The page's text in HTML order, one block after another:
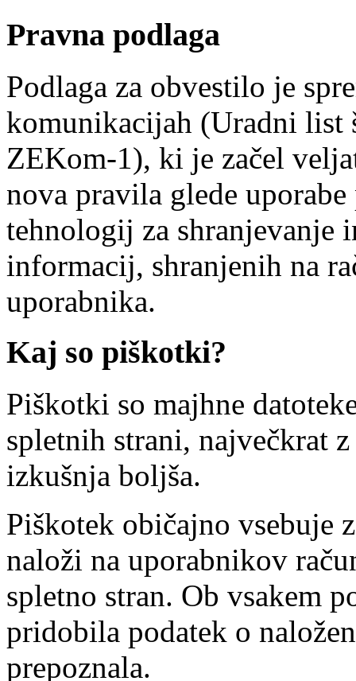
Pravna podlaga
Podlaga za obvestilo je
komunikacijah (Uradni list
ZEKom-1), ki je začel
nova pravila glede
tehnologij za shranjevanje
informacij, shranjenih na
uporabnika.
Kaj so piškotki?
Piškotki so majhne
spletnih strani, največkrat
izkušnja boljša.
Piškotek običajno vsebuje
naloži na uporabnikov
spletno stran. Ob vsakem
pridobila podatek o
prepoznala.